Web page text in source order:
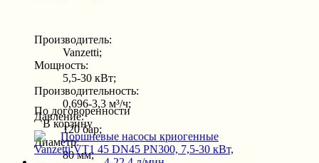
Производитель:
Vanzetti;
Мощность:
5,5-30 кВт;
Производительность:
0,696-3,3 м³/ч;
Давление:
120 бар;
Диаметр:
80 мм;
По договоренности
В корзину